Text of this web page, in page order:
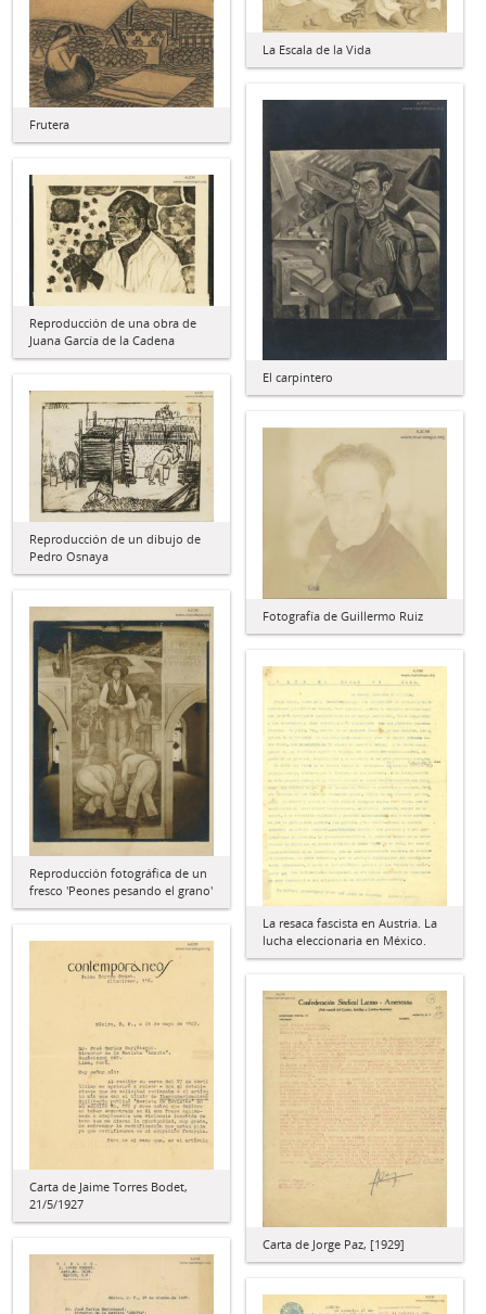
Frutera
La Escala de la Vida
El carpintero
Reproducción de una obra de
Juana García de la Cadena
Reproducción de un dibujo de
Pedro Osnaya
Fotografía de Guillermo Ruiz
Reproducción fotográfica de un
fresco 'Peones pesando el grano'
La resaca fascista en Austria. La
lucha eleccionaria en México.
Carta de Jaime Torres Bodet,
21/5/1927
Carta de Jorge Paz, [1929]